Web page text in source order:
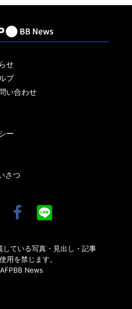
せ
プ
い合わせ
ー
さつ
している写真・見出し・記事
用を禁じます。
News